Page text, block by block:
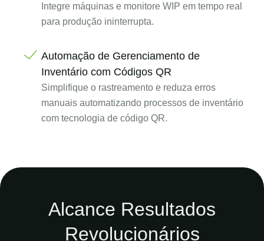
Integre máquinas e monitore WIP em tempo real
para produção ininterrupta.
Automação de Gerenciamento de
Inventário com Códigos QR
Simplifique o rastreamento e reduza erros
manuais automatizando processos de inventário
com tecnologia de código QR.
Alcance Resultados
Revolucionários